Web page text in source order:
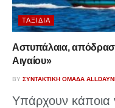
ΤΑΞΊΔΙΑ
Αστυπάλαια,
Αιγαίου»
BY ΣΥΝΤΑΚΤΙΚΉ ΟΜΆΔΑ
Υπάρχουν κάποια